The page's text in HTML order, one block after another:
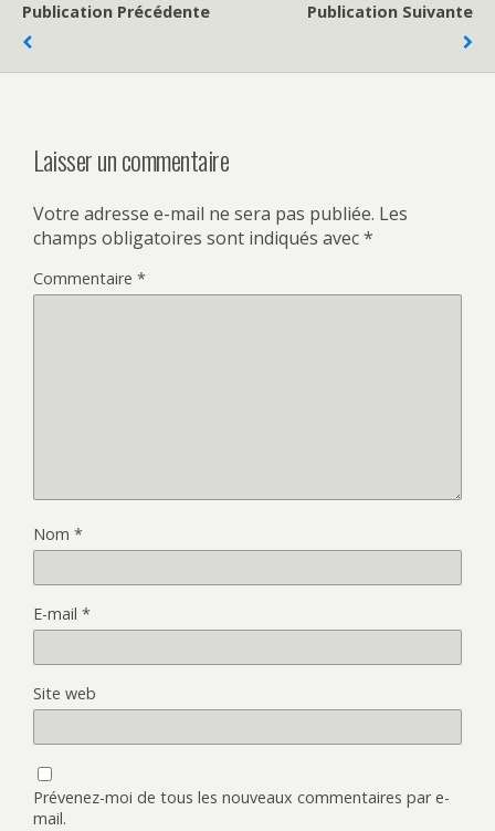
Publication Précédente Publication Suivante
Laisser un commentaire
Votre adresse e-mail ne sera pas publiée. Les
champs obligatoires sont indiqués avec*
Commentaire *
Nom *
E-mail *
Site web
Prévenez-moi de tous les nouveaux commentaires par e-
mail.